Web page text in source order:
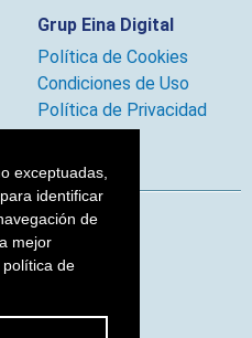
exceptuadas,
identificar
de
mejor
de
Grup Eina Digital
Política de Cookies
Condiciones de Uso
Política de Privacidad